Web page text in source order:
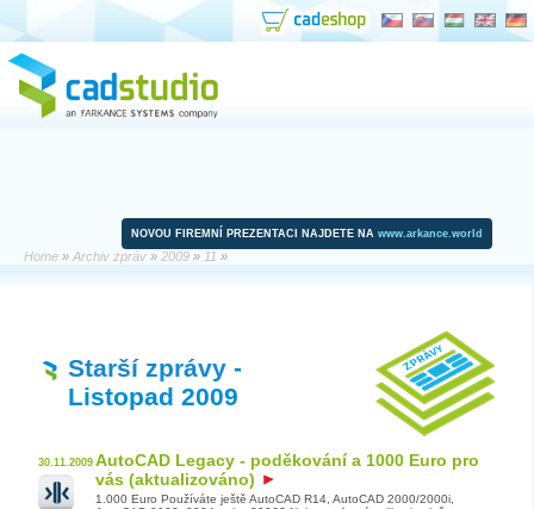
NOVOU FIREMNÍ PREZENTACI NAJDETE NA www.arkance.world
Home » Archiv zpráv » 2009 » 11 »
Starší zprávy -
Listopad 2009
30.11.2009 AutoCAD Legacy - poděkování a 1000 Euro pro
vás (aktualizováno)
1.000 Euro Používáte ještě AutoCAD R14, AutoCAD 2000/2000i,